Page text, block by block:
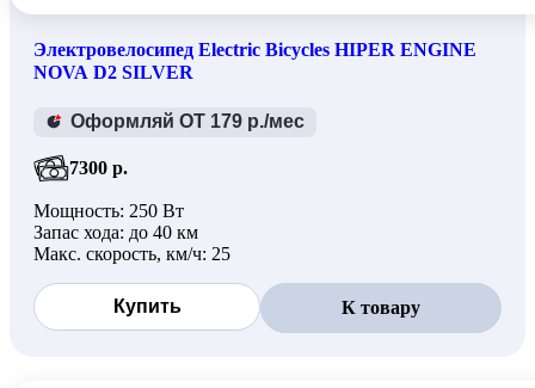
Электровелосипед Electric Bicycles HIPER ENGINE
NOVA D2 SILVER
Оформляй ОТ 179 р./мес
7300 р.
Мощность: 250 Вт
Запас хода: до 40 км
Макс. скорость, км/ч: 25
Купить К товару